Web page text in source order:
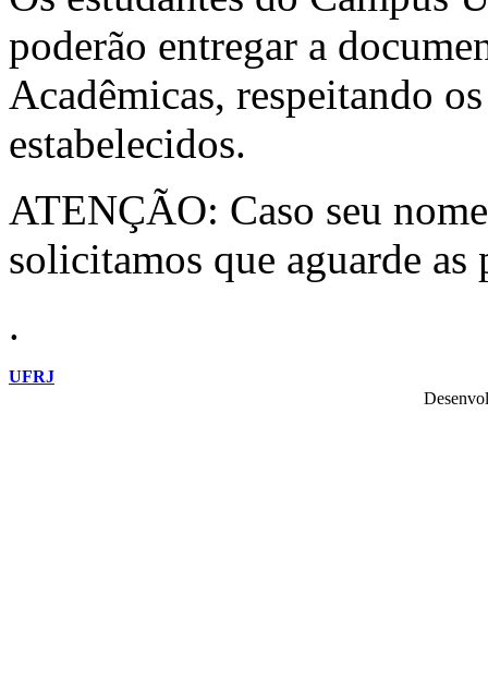
poderão entregar a
Acadêmicas, respeitando
estabelecidos.
ATENÇÃO: Caso seu
solicitamos que aguarde
.
UFRJ